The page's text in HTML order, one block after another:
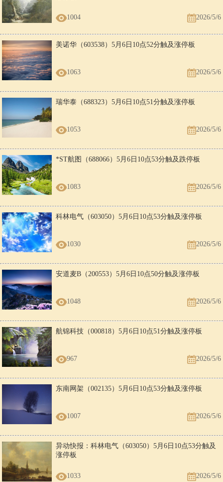
1004 2026/5/6
美诺华（603538）5月6日10点52分触及涨停板
1063 2026/5/6
瑞华泰（688323）5月6日10点51分触及涨停板
1053 2026/5/6
*ST航图（688066）5月6日10点53分触及跌停板
1083 2026/5/6
科林电气（603050）5月6日10点53分触及涨停板
1030 2026/5/6
安道麦B（200553）5月6日10点50分触及涨停板
1048 2026/5/6
航锦科技（000818）5月6日10点51分触及涨停板
967 2026/5/6
东南网架（002135）5月6日10点53分触及涨停板
1007 2026/5/6
异动快报：科林电气（603050）5月6日10点53分触及
涨停板
1033 2026/5/6